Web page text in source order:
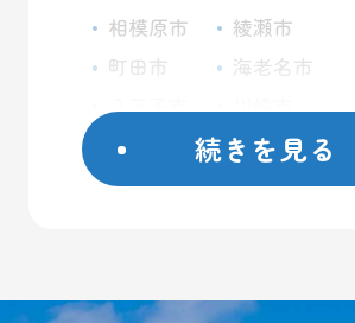
相模原市
町田市
八王子市
座間市
日野市
厚木市
綾瀬市
海老名市
川崎市
藤沢市
屋外コンテナ
大型ガレージ
続きを見る